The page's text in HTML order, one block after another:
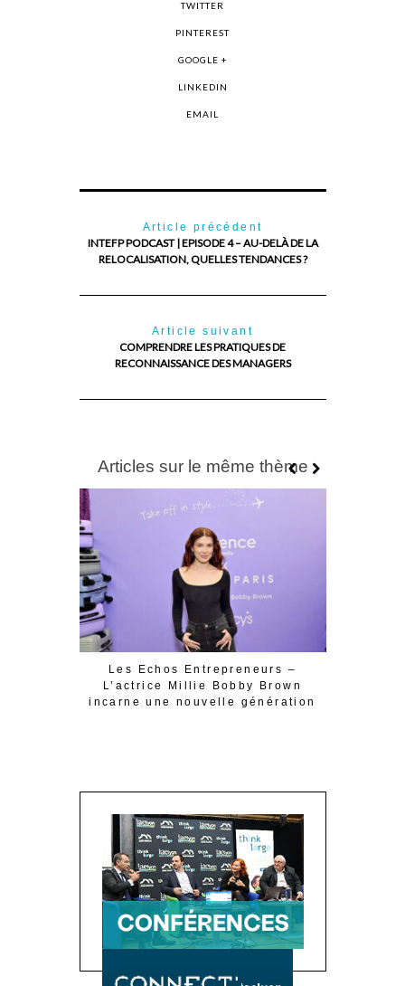
TWITTER
PINTEREST
GOOGLE +
LINKEDIN
EMAIL
Article précédent
INTEFP PODCAST | EPISODE 4 – AU-DELÀ DE LA
RELOCALISATION, QUELLES TENDANCES ?
Article suivant
COMPRENDRE LES PRATIQUES DE
RECONNAISSANCE DES MANAGERS
Articles sur le même thème
Les Echos Entrepreneurs –
L’actrice Millie Bobby Brown
incarne une nouvelle génération